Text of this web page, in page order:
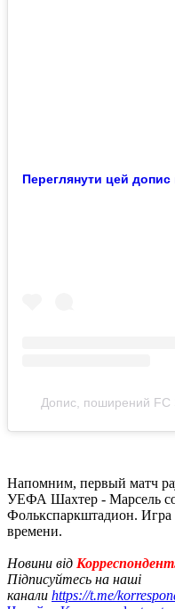
Переглянути цей
Допис, поширений FC
Напомним, первый матч
УЕФА Шахтер - Марсель
Фолькспаркштадион. Игра
времени.
Новини від
Підписуйтесь на наші
канали https://t.me/